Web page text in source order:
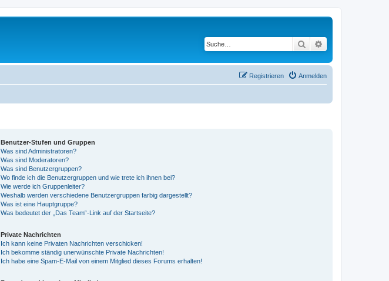
Suche
Anmelden
Registrieren
Benutzer-Stufen und Gruppen
Was sind Administratoren?
Was sind Moderatoren?
Was sind Benutzergruppen?
Wo finde ich die Benutzergruppen und wie trete ich ihnen bei?
Wie werde ich Gruppenleiter?
Weshalb werden verschiedene Benutzergruppen farbig dargestellt?
Was ist eine Hauptgruppe?
Was bedeutet der „Das Team“-Link auf der Startseite?
Private Nachrichten
Ich kann keine Privaten Nachrichten verschicken!
Ich bekomme ständig unerwünschte Private Nachrichten!
Ich habe eine Spam-E-Mail von einem Mitglied dieses Forums erhalten!